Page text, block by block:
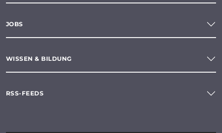
JOBS
WISSEN & BILDUNG
RSS-FEEDS